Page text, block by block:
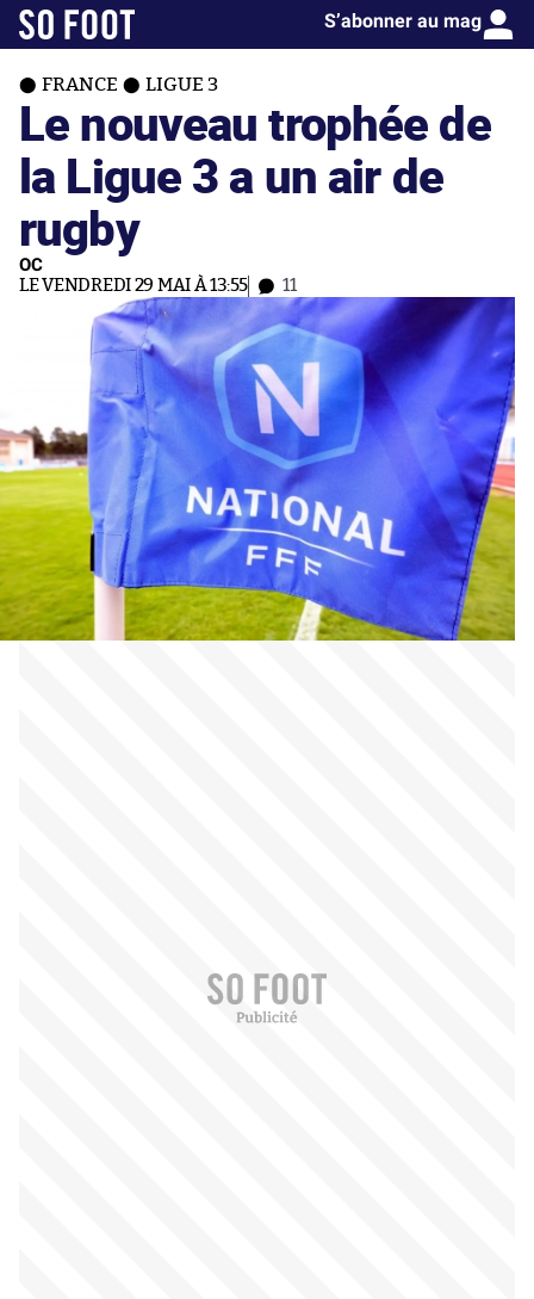
S’abonner au mag
FRANCE LIGUE 3
Le nouveau trophée de
la Ligue 3 a un air de
rugby
OC
LE VENDREDI 29 MAI À 13:55 11